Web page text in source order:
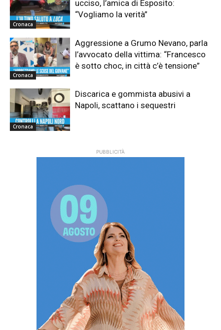
Cronaca
ucciso, l’amica di Esposito:
“Vogliamo la verità”
Cronaca
Aggressione a Grumo Nevano, parla
l’avvocato della vittima: “Francesco
è sotto choc, in città c’è tensione”
Cronaca
Discarica e gommista abusivi a
Napoli, scattano i sequestri
PUBBLICITÀ